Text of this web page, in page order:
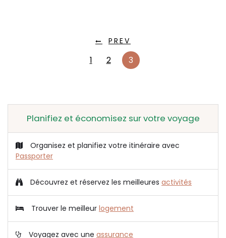
PREV
1 2 3
Planifiez et économisez sur votre voyage
Organisez et planifiez votre itinéraire avec
Passporter
Découvrez et réservez les meilleures activités
Trouver le meilleur logement
Voyagez avec une assurance